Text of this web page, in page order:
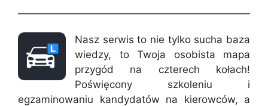
Nasz serwis to nie tylko sucha baza
wiedzy, to Twoja osobista mapa
przygód na czterech kołach!
Poświęcony szkoleniu i
egzaminowaniu kandydatów na kierowców, a